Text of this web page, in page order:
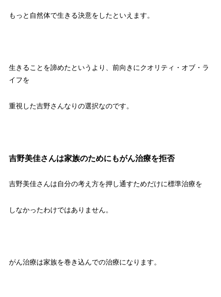
もっと自然体で生きる決意をしたといえます。
生きることを諦めたというより、前向きにクオリティ・オブ・ラ
イフを
重視した吉野さんなりの選択なのです。
吉野美佳さんは家族のためにもがん治療を拒否
吉野美佳さんは自分の考え方を押し通すためだけに標準治療を
しなかったわけではありません。
がん治療は家族を巻き込んでの治療になります。